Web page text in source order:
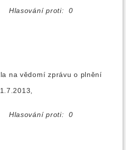
Hlasování proti: 0
vědomí zprávu o plnění
Hlasování proti: 0